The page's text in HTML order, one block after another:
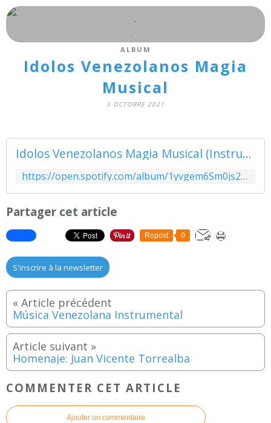
.
.
ALBUM
Idolos Venezolanos Magia
Musical
3 OCTOBRE 2021
Idolos Venezolanos Magia Musical (Instrumental)
https://open.spotify.com/album/1yvgem6Sm0js2rEgD1r82S?si=lxsHcZ-tSjaA6zD_BuGD3A&utm_source=copy-link&dl_branch=1
Partager cet article
Repost 0
S'inscrire à la newsletter
Música Venezolana Instrumental
Homenaje: Juan Vicente Torrealba
COMMENTER CET ARTICLE
Ajouter un commentaire